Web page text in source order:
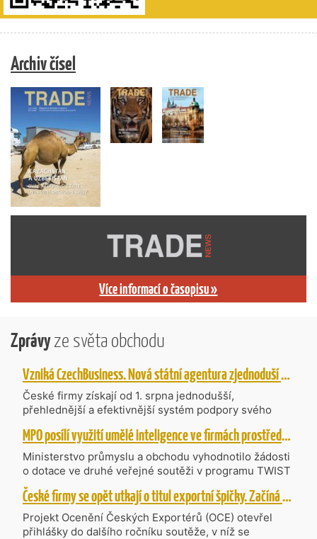
Archiv čísel
Více informací o časopisu »
Zprávyze světa obchodu
Vzniká CzechBusiness. Nová státní agentura zjednoduší podporu českých firem
České firmy získají od 1. srpna jednodušší,
přehlednější a efektivnější systém podpory svého
CzechBusiness, která propojuje dosavadní
kompetence agentur CzechTrade a CzechInvest.
Firmám nabídne jednoho partnera pro rozvoj od
inovací až po zahraniční expanzi.
MPO posílí využití umělé inteligence ve firmách prostřednictvím 40 projektů z programu TWIST
Ministerstvo průmyslu a obchodu vyhodnotilo žádosti
o dotace ve druhé veřejné soutěži v programu TWIST
– Transfer, Výzkum, Vývoj a Inovace pro Strategické
Technologie, do které bylo podáno 318 návrhů
projektů požadujících dotaci o celkovém objemu 4,27
mld. Kč. Částkou 630 mil. Kč bude podpořeno čtyřicet
České firmy se opět utkají o titul exportní špičky. Začíná další ročník Ocenění Českých Exportérů
Projekt Ocenění Českých Exportérů (OCE) otevřel
přihlášky do dalšího ročníku soutěže, v níž se